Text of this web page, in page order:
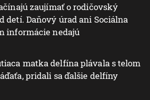
zaujímať o rodičovský
detí. Daňový úrad ani Sociálna
informácie nedajú
matka delfína plávala s telom
pridali sa ďalšie delfíny